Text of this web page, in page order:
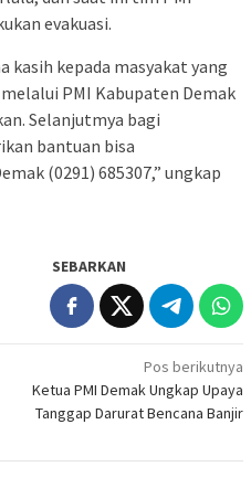
evakuasi.
kasih kepada masyakat yang
PMI Kabupaten Demak
Selanjutmya bagi
bantuan bisa
(0291) 685307,” ungkap
SEBARKAN
Pos berikutnya
Ketua PMI Demak Ungkap Upaya
Tanggap Darurat Bencana Banjir